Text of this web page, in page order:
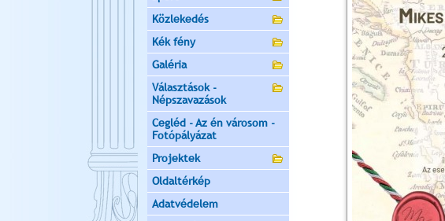
Közlekedés
Kék fény
Galéria
Választások -
Népszavazások
Cegléd - Az én városom -
Fotópályázat
Projektek
Oldaltérkép
Adatvédelem